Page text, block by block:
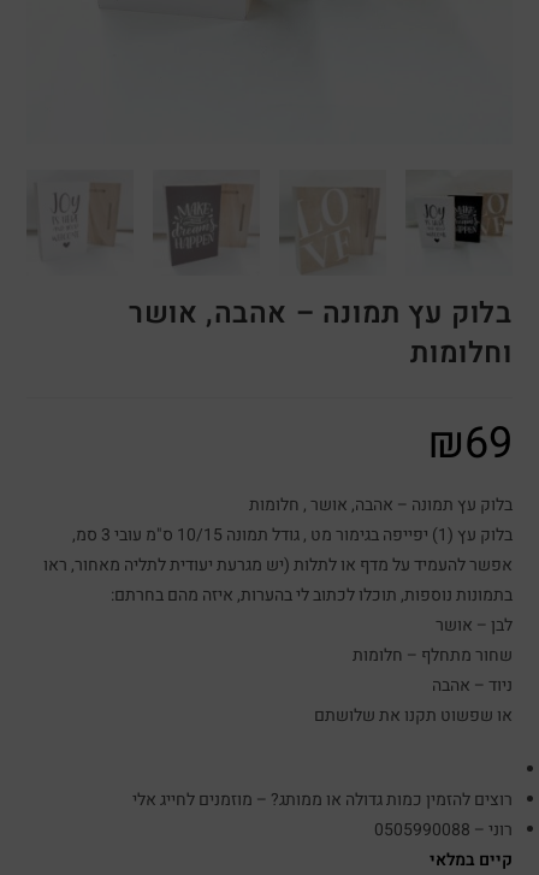
בלוק עץ תמונה – אהבה, אושר
וחלומות
₪69
בלוק עץ תמונה – אהבה, אושר , חלומות
בלוק עץ (1) יפייפה בגימור מט , גודל תמונה 10/15 ס"מ עובי 3 סמ,
אפשר להעמיד על מדף או לתלות (יש מגרעת יעודית לתליה מאחור, ראו
בתמונות נוספות, תוכלו לכתוב לי בהערות, איזה מהם בחרתם:
לבן – אושר
שחור מתחלף – חלומות
ניוד – אהבה
או שפשוט תקנו את שלושתם
רוצים להזמין כמות גדולה או ממותג? – מוזמנים לחייג אלי
רוני – 0505990088
קיים במלאי